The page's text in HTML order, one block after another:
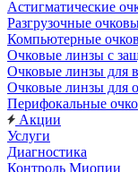
Астигматические
Разгрузочные
Компьютерные
Очковые линзы с
Очковые линзы для
Очковые линзы для
Перифокальные
Акции
Услуги
Диагностика
Контроль Миопии